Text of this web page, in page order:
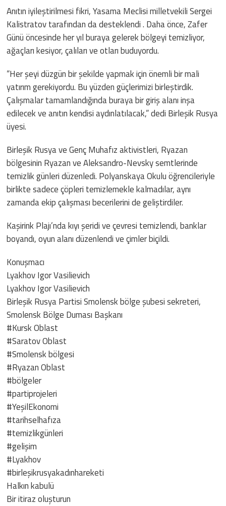
Anıtın iyileştirilmesi fikri, Yasama Meclisi milletvekili Sergei
Kalistratov tarafından da desteklendi . Daha önce, Zafer
Günü öncesinde her yıl buraya gelerek bölgeyi temizliyor,
ağaçları kesiyor, çalıları ve otları buduyordu.
“Her şeyi düzgün bir şekilde yapmak için önemli bir mali
yatırım gerekiyordu. Bu yüzden güçlerimizi birleştirdik.
Çalışmalar tamamlandığında buraya bir giriş alanı inşa
edilecek ve anıtın kendisi aydınlatılacak,” dedi Birleşik Rusya
üyesi.
Birleşik Rusya ve Genç Muhafız aktivistleri, Ryazan
bölgesinin Ryazan ve Aleksandro-Nevsky semtlerinde
temizlik günleri düzenledi. Polyanskaya Okulu öğrencileriyle
birlikte sadece çöpleri temizlemekle kalmadılar, aynı
zamanda ekip çalışması becerilerini de geliştirdiler.
Kaşirink Plajı’nda kıyı şeridi ve çevresi temizlendi, banklar
boyandı, oyun alanı düzenlendi ve çimler biçildi.
Konuşmacı
Lyakhov Igor Vasilievich
Lyakhov Igor Vasilievich
Birleşik Rusya Partisi Smolensk bölge şubesi sekreteri,
Smolensk Bölge Duması Başkanı
#Kursk Oblast
#Saratov Oblast
#Smolensk bölgesi
#Ryazan Oblast
#bölgeler
#partiprojeleri
#YeşilEkonomi
#tarihselhafıza
#temizlikgünleri
#gelişim
#Lyakhov
#birleşikrusyakadınhareketi
Halkın kabulü
Bir itiraz oluşturun